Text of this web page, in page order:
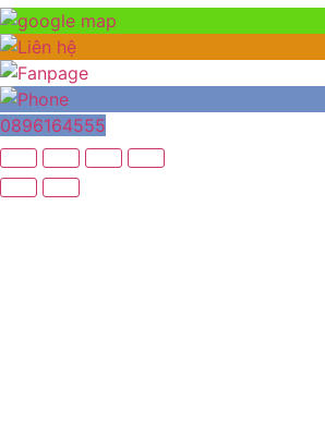
0896164555